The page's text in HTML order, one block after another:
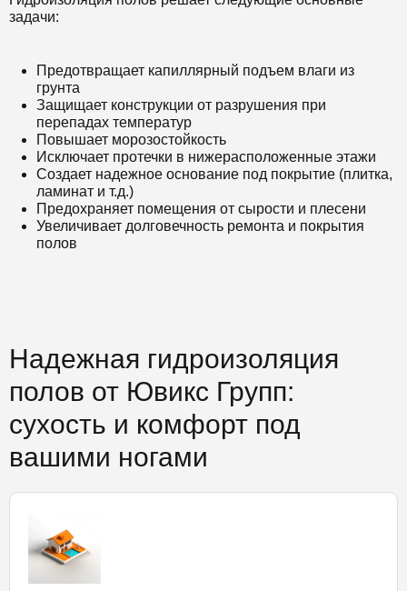
задачи:
Предотвращает капиллярный подъем влаги из
грунта
Защищает конструкции от разрушения при
перепадах температур
Повышает морозостойкость
Исключает протечки в нижерасположенные этажи
Создает надежное основание под покрытие (плитка,
ламинат и т.д.)
Предохраняет помещения от сырости и плесени
Увеличивает долговечность ремонта и покрытия
полов
Надежная гидроизоляция
полов от Ювикс Групп:
сухость и комфорт под
вашими ногами